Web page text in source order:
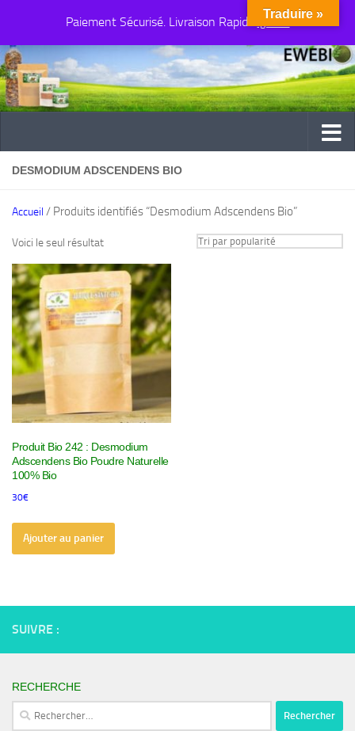
Paiement Sécurisé. Livraison Rapide Ignorer
Au dessous du contenu
DESMODIUM ADSCENDENS BIO
Accueil / Produits identifiés “Desmodium Adscendens Bio”
Voici le seul résultat
Produit Bio 242 : Desmodium
Adscendens Bio Poudre Naturelle
100% Bio
30€
Ajouter au panier
SUIVRE :
RECHERCHE
Rechercher :
Traduire »